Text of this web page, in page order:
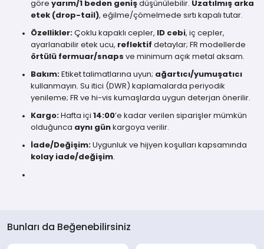
göre yarım/1 beden geniş düşünülebilir. Uzatılmış arka
etek (drop-tail), eğilme/çömelmede sırtı kapalı tutar.
Özellikler: Çoklu kapaklı cepler, ID cebi, iç cepler,
ayarlanabilir etek ucu, reflektif detaylar; FR modellerde
örtülü fermuar/snaps ve minimum açık metal aksam.
Bakım: Etiket talimatlarına uyun; ağartıcı/yumuşatıcı
kullanmayın. Su itici (DWR) kaplamalarda periyodik
yenileme; FR ve hi-vis kumaşlarda uygun deterjan önerilir.
Kargo: Hafta içi 14:00’e kadar verilen siparişler mümkün
olduğunca aynı gün kargoya verilir.
İade/Değişim: Uygunluk ve hijyen koşulları kapsamında
kolay iade/değişim
Bunları da Beğenebilirsiniz